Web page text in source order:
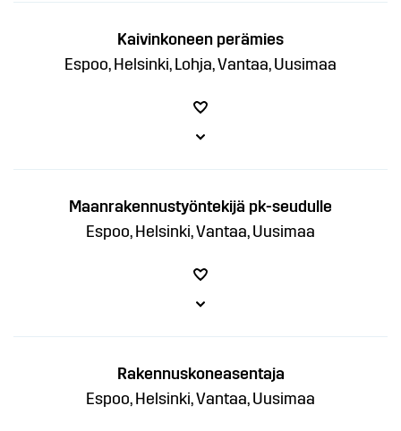
Kaivinkoneen perämies
Espoo, Helsinki, Lohja, Vantaa, Uusimaa
Maanrakennustyöntekijä pk-seudulle
Espoo, Helsinki, Vantaa, Uusimaa
Rakennuskoneasentaja
Espoo, Helsinki, Vantaa, Uusimaa